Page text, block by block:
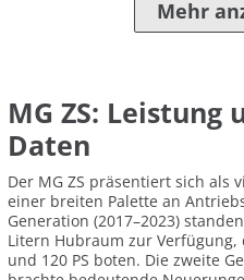
Mehr
MG ZS: Leistung
Daten
Der MG ZS präsentiert sich als
einer breiten Palette an
Generation (2017–2023)
Litern Hubraum zur Verfügung,
und 120 PS boten. Die zweite